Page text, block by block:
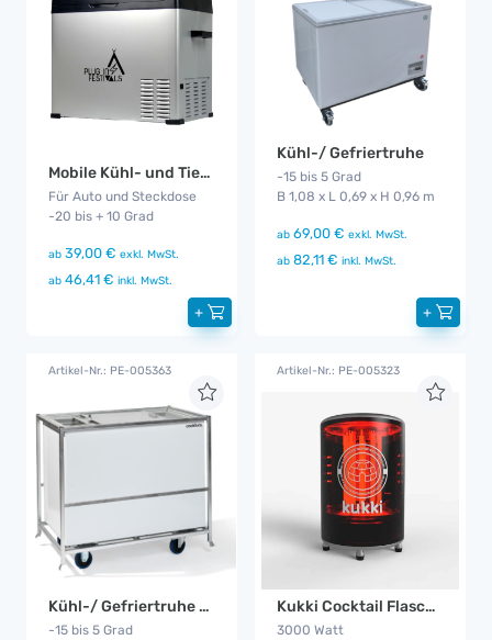
Mobile Kühl- und Tiefkühlbox
Für Auto und Steckdose
-20 bis + 10 Grad
ab 39,00 € exkl. MwSt.
ab 46,41 € inkl. MwSt.
+
Kühl-/ Gefriertruhe
-15 bis 5 Grad
B 1,08 x L 0,69 x H 0,96 m
ab 69,00 € exkl. MwSt.
ab 82,11 € inkl. MwSt.
+
Artikel-Nr.: PE-005363
Kühl-/ Gefriertruhe Gala
-15 bis 5 Grad
Artikel-Nr.: PE-005323
Kukki Cocktail Flaschen "Toaster"
3000 Watt